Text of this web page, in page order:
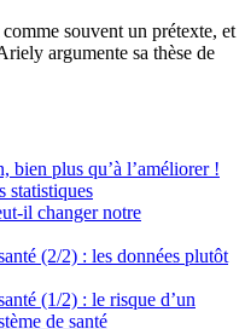
souvent un prétexte, et
argumente sa thèse de
bien plus qu’à l’améliorer !
statistiques
il changer notre
(2/2) : les données plutôt
(1/2) : le risque d’un
de santé